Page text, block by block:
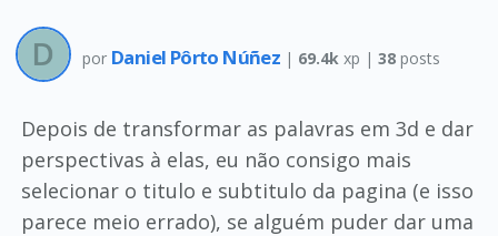
por Daniel Pôrto Núñez | 69.4k xp | 38posts
Depois de transformar as palavras em 3d e dar
perspectivas à elas, eu não consigo mais
selecionar o titulo e subtitulo da pagina (e isso
parece meio errado), se alguém puder dar uma